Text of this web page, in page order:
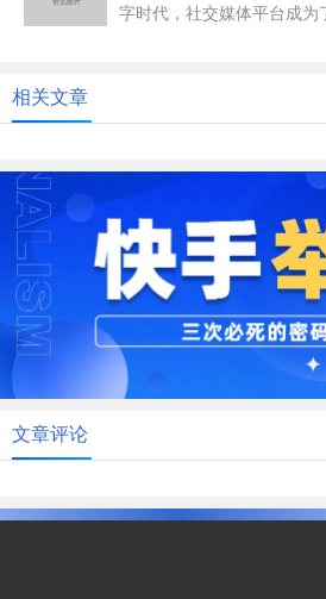
字时代，社交媒体平台成为
相关文章
文章评论